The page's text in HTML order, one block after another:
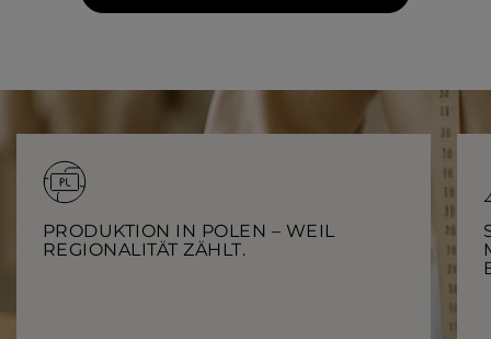
PRODUKTION IN POLEN – WEIL
REGIONALITÄT ZÄHLT.